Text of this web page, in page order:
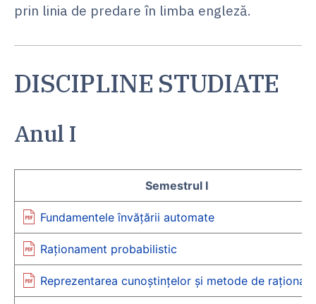
prin linia de predare în limba engleză.
DISCIPLINE STUDIATE
Anul I
Semestrul I
Fundamentele învățării automate
Raționament probabilistic
Reprezentarea cunoștințelor și metode de